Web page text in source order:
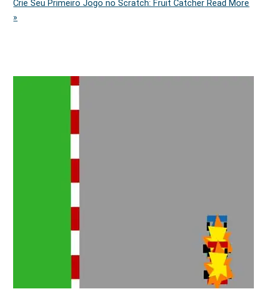
Crie Seu Primeiro Jogo no Scratch: Fruit Catcher Read More
»